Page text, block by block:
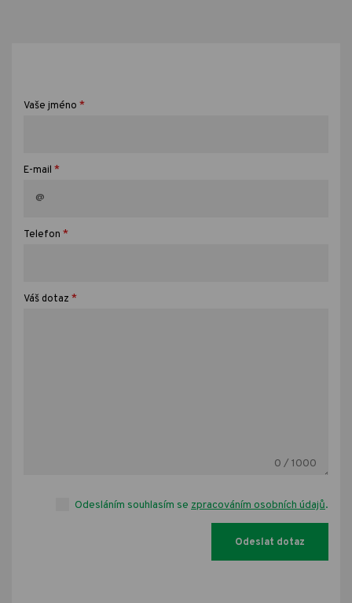
Vaše jméno *
E-mail *
Telefon *
Váš dotaz *
0 / 1000
Odesláním souhlasím se zpracováním osobních údajů.